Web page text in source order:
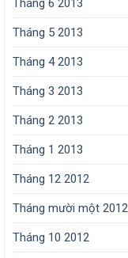
Tháng 5 2013
Tháng 4 2013
Tháng 3 2013
Tháng 2 2013
Tháng 1 2013
Tháng 12 2012
Tháng mười một 2012
Tháng 10 2012